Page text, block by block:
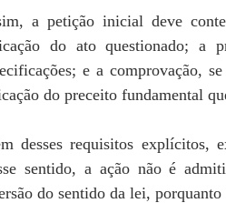
a petição inicial deve
do ato questionado; a
e a comprovação,
do preceito fundamental
desses requisitos explícitos,
sentido, a ação não é
do sentido da lei,